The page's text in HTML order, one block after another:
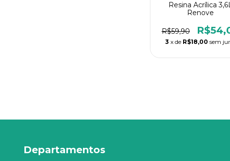
Resina Acrílica
Renove
R$59,90
3 x de R$18,00 sem
Departamentos